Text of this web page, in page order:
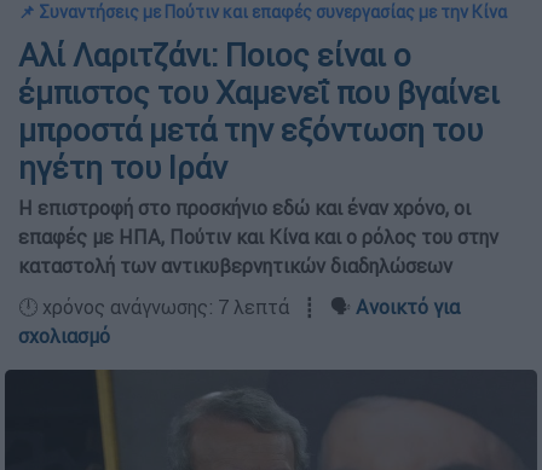
📌 Συναντήσεις με Πούτιν και επαφές συνεργασίας με την Κίνα
Αλί Λαριτζάνι: Ποιος είναι ο
έμπιστος του Χαμενεΐ που βγαίνει
μπροστά μετά την εξόντωση του
ηγέτη του Ιράν
Η επιστροφή στο προσκήνιο εδώ και έναν χρόνο, οι
επαφές με ΗΠΑ, Πούτιν και Κίνα και ο ρόλος του στην
καταστολή των αντικυβερνητικών διαδηλώσεων
🕛 χρόνος ανάγνωσης: 7 λεπτά ┋ 🗣️ Ανοικτό για
σχολιασμό